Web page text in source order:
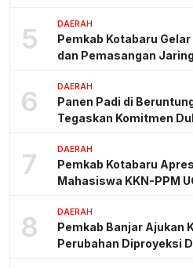
5 DAERAH
Pemkab Kotabaru
dan Pemasangan
6 DAERAH
Panen Padi di
Tegaskan Komitmen
7 DAERAH
Pemkab Kotabaru
Mahasiswa KKN-PPM
8 DAERAH
Pemkab Banjar Ajukan
Perubahan Diproyeksi